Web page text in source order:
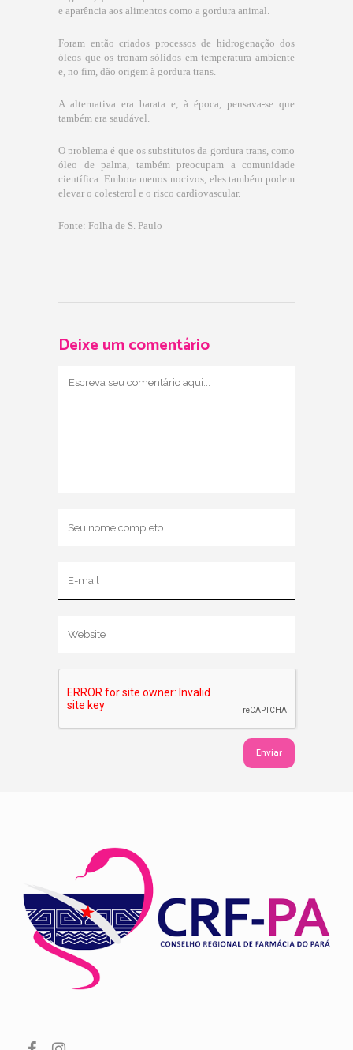
e aparência aos alimentos como a gordura animal.
Foram então criados processos de hidrogenação dos
óleos que os tronam sólidos em temperatura ambiente
e, no fim, dão origem à gordura trans.
A alternativa era barata e, à época, pensava-se que
também era saudável.
O problema é que os substitutos da gordura trans, como
óleo de palma, também preocupam a comunidade
científica. Embora menos nocivos, eles também podem
elevar o colesterol e o risco cardiovascular.
Fonte: Folha de S. Paulo
Deixe um comentário